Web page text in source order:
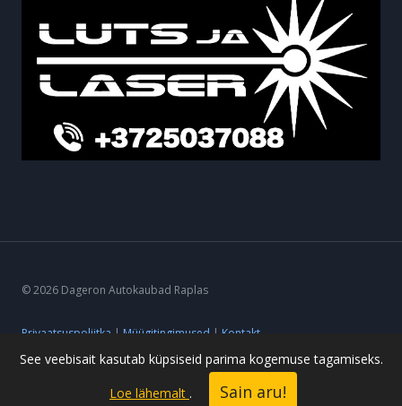
© 2026 Dageron Autokaubad Raplas
Privaatsuspoliitka | Müügitingimused | Kontakt
See veebisait kasutab küpsiseid parima kogemuse tagamiseks.
Loe lähemalt . Sain aru!